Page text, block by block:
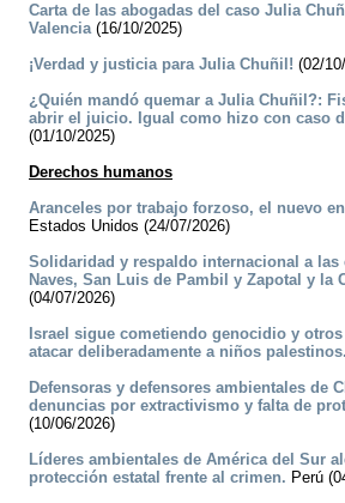
Carta de las abogadas del caso Julia
Valencia(16/10/2025)
¡Verdad y justicia para Julia Chuñil! (02/
¿Quién mandó quemar a Julia Chuñil?:
abrir el juicio. Igual como hizo con caso
(01/10/2025)
Derechos humanos
Aranceles por trabajo forzoso, el nuevo
Estados Unidos (24/07/2026)
Solidaridad y respaldo internacional a las
Naves, San Luis de Pambil y Zapotal y la
(04/07/2026)
Israel sigue cometiendo genocidio y
atacar deliberadamente a niños palestinos.
Defensoras y defensores ambientales de
denuncias por extractivismo y falta de
(10/06/2026)
Líderes ambientales de América del Sur
protección estatal frente al crimen. Perú